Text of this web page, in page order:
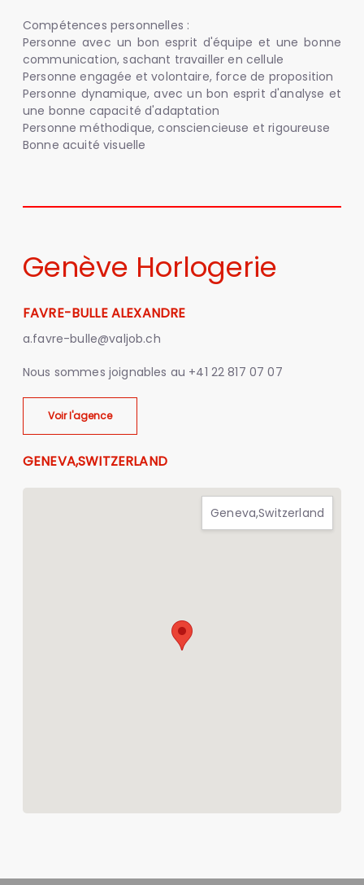
Compétences personnelles :
Personne avec un bon esprit d'équipe et une bonne
communication, sachant travailler en cellule
Personne engagée et volontaire, force de proposition
Personne dynamique, avec un bon esprit d'analyse et
une bonne capacité d'adaptation
Personne méthodique, consciencieuse et rigoureuse
Bonne acuité visuelle
Genève Horlogerie
FAVRE-BULLE ALEXANDRE
a.favre-bulle@valjob.ch
Nous sommes joignables au +41 22 817 07 07
Voir l'agence
GENEVA,SWITZERLAND
Geneva,Switzerland